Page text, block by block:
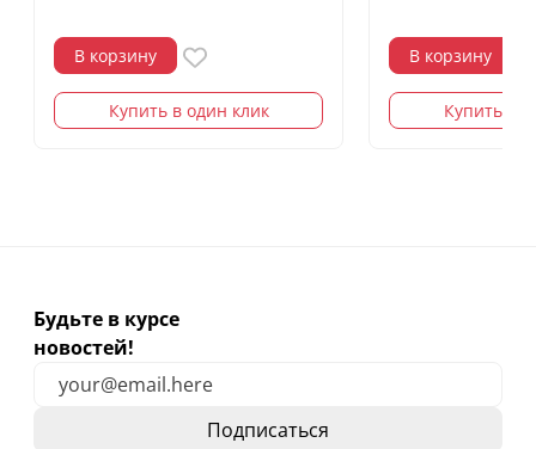
В корзину
Купить в один клик
В корзину
Купить в
Будьте в курсе
новостей!